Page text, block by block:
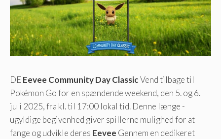
DEEevee Community Day ClassicVend tilbage til
Pokémon Go for en spændende weekend, den 5. og 6.
juli 2025, fra kl. til 17:00 lokal tid. Denne længe -
ugyldige begivenhed giver spillerne mulighed for at
fange og udvikle deres Eevee Gennem en dedikeret